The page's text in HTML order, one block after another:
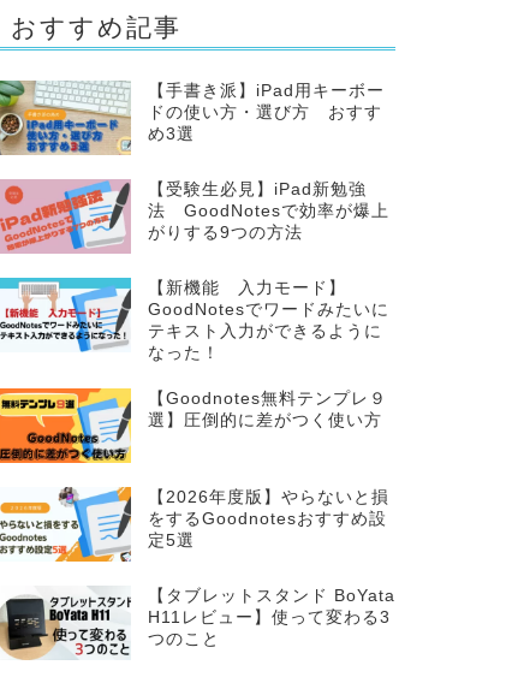
おすすめ記事
【手書き派】iPad用キーボー
ドの使い方・選び方 おすす
め3選
【受験生必見】iPad新勉強
法 GoodNotesで効率が爆上
がりする9つの方法
【新機能 入力モード】
GoodNotesでワードみたいに
テキスト入力ができるように
なった！
【Goodnotes無料テンプレ９
選】圧倒的に差がつく使い方
【2026年度版】やらないと損
をするGoodnotesおすすめ設
定5選
【タブレットスタンド BoYata
H11レビュー】使って変わる3
つのこと